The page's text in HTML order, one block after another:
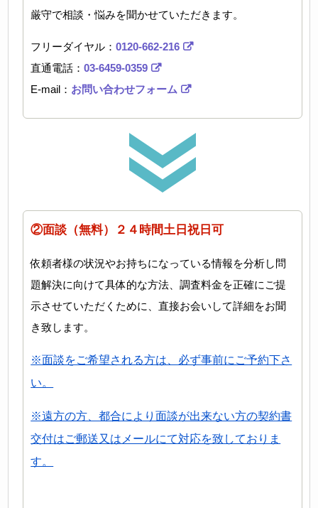
厳守で相談・悩みを聞かせていただきます。
フリーダイヤル：0120-662-216
直通電話：03-6459-0359
E-mail： お問い合わせフォーム
②面談（無料）２４時間土日祝日可
依頼者様の状況やお持ちになっている情報を分析し問
題解決に向けて具体的な方法、調査料金を正確にご提
示させていただくために、直接お会いして詳細をお聞
き致します。
※面談をご希望される方は、必ず事前にご予約下さ
い。
※遠方の方、都合により面談が出来ない方の契約書
交付はご郵送又はメールにて対応を致しておりま
す。